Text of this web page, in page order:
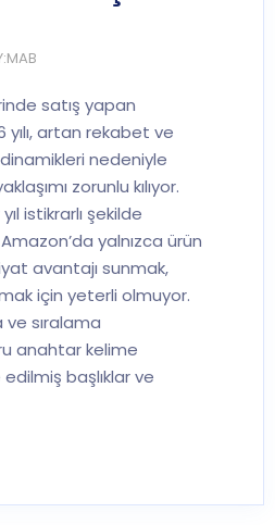
satış yapan
artan rekabet ve
nedeniyle
zorunlu kılıyor.
yıl istikrarlı şekilde
yalnızca ürün
avantajı sunmak,
için yeterli olmuyor.
sıralama
anahtar kelime
başlıklar ve